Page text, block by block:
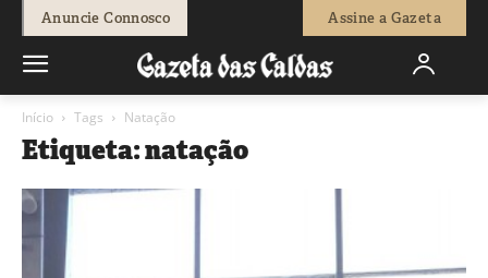
Anuncie Connosco Assine a Gazeta
Início Tags Natação
Etiqueta: natação